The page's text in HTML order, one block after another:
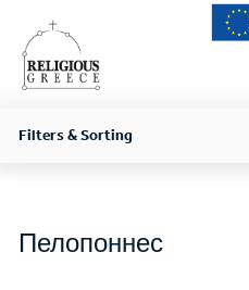
main
content
Filters & Sorting
Пелопоннес